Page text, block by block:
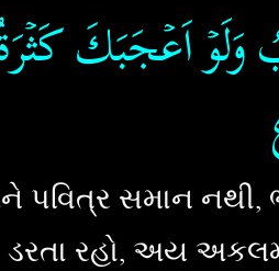
اَعۡجَبَكَ كَثۡرَةُ
સમાન નથી,
રહો, અય